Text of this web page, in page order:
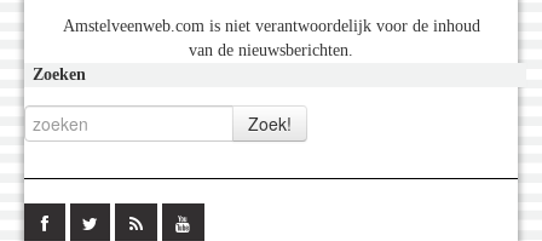
Amstelveenweb.com is niet verantwoordelijk voor de inhoud
van de nieuwsberichten.
Zoeken